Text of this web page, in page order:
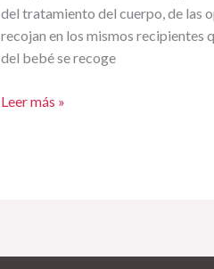
del tratamiento del cuerpo, de las
recojan en los mismos recipientes
del bebé se recoge
Leer más »